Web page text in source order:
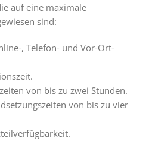
auf eine maximale
sind:
, Telefon- und Vor-Ort-
von bis zu zwei Stunden.
von bis zu vier